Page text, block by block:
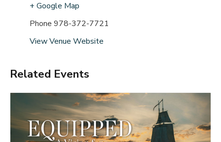
+ Google Map
Phone 978-372-7721
View Venue Website
Related Events